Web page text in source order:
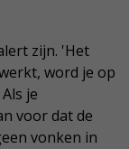
zijn. 'Het
word je op
je
voor dat de
vonken in